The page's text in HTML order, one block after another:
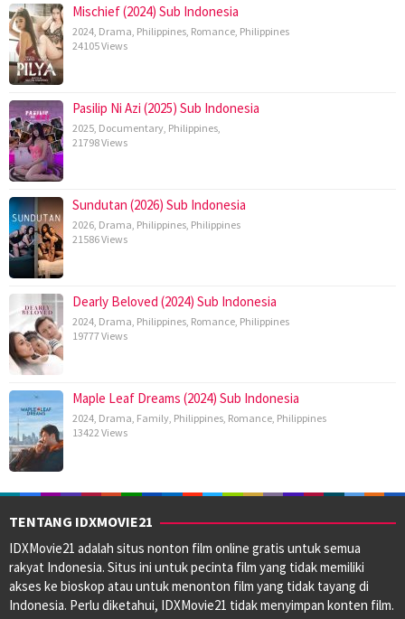
Mischief (2024) Sub Indonesia
2024 Drama Philippines Romance Philippines
24105 Views
Pasilip Ni Azi (2025) Sub Indonesia
2025 Documentary Philippines
21798 Views
Sundutan (2026) Sub Indonesia
2026 Drama Philippines Philippines
21586 Views
Dearly Beloved (2024) Sub Indonesia
2024 Drama Philippines Romance Philippines
19777 Views
Maple Leaf Dreams (2024) Sub Indonesia
2024 Drama Family Philippines Romance Philippines
13422 Views
TENTANG IDXMOVIE21
IDXMovie21 adalah situs nonton film online gratis untuk semua
rakyat Indonesia. Situs ini untuk pecinta film yang tidak memiliki
akses ke bioskop atau untuk menonton film yang tidak tayang di
Indonesia. Perlu diketahui, IDXMovie21 tidak menyimpan konten film.